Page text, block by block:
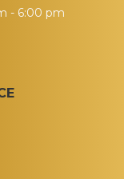
- 6:00 pm